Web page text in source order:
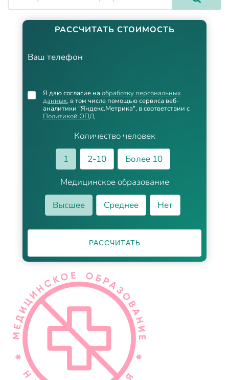
РАССЧИТАТЬ СТОИМОСТЬ
Ваш телефон
Количество человек
1
2-10
Более 10
Медицинское образование
Высшее
Среднее Нет
Я даю согласие на обработку персональных
данных, в том числе помощью сервиса веб-
аналитики "Яндекс.Метрика", в соответствии с
Политикой ОПД
РАССЧИТАТЬ